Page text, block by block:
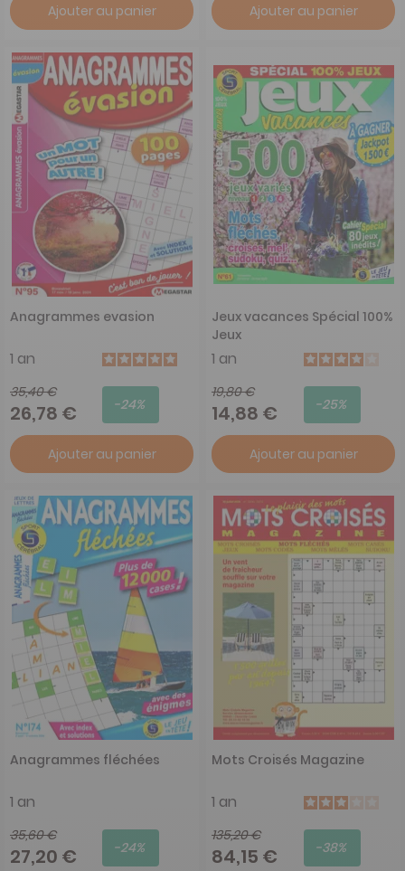
Ajouter au panier Ajouter au panier
Anagrammes evasion
1 an
35,40 €
26,78 € -24%
Ajouter au panier
Jeux vacances Spécial 100%
Jeux
1 an
19,80 €
14,88 € -25%
Ajouter au panier
Anagrammes fléchées
1 an
35,60 €
27,20 € -24%
Mots Croisés Magazine
1 an
135,20 €
84,15 € -38%